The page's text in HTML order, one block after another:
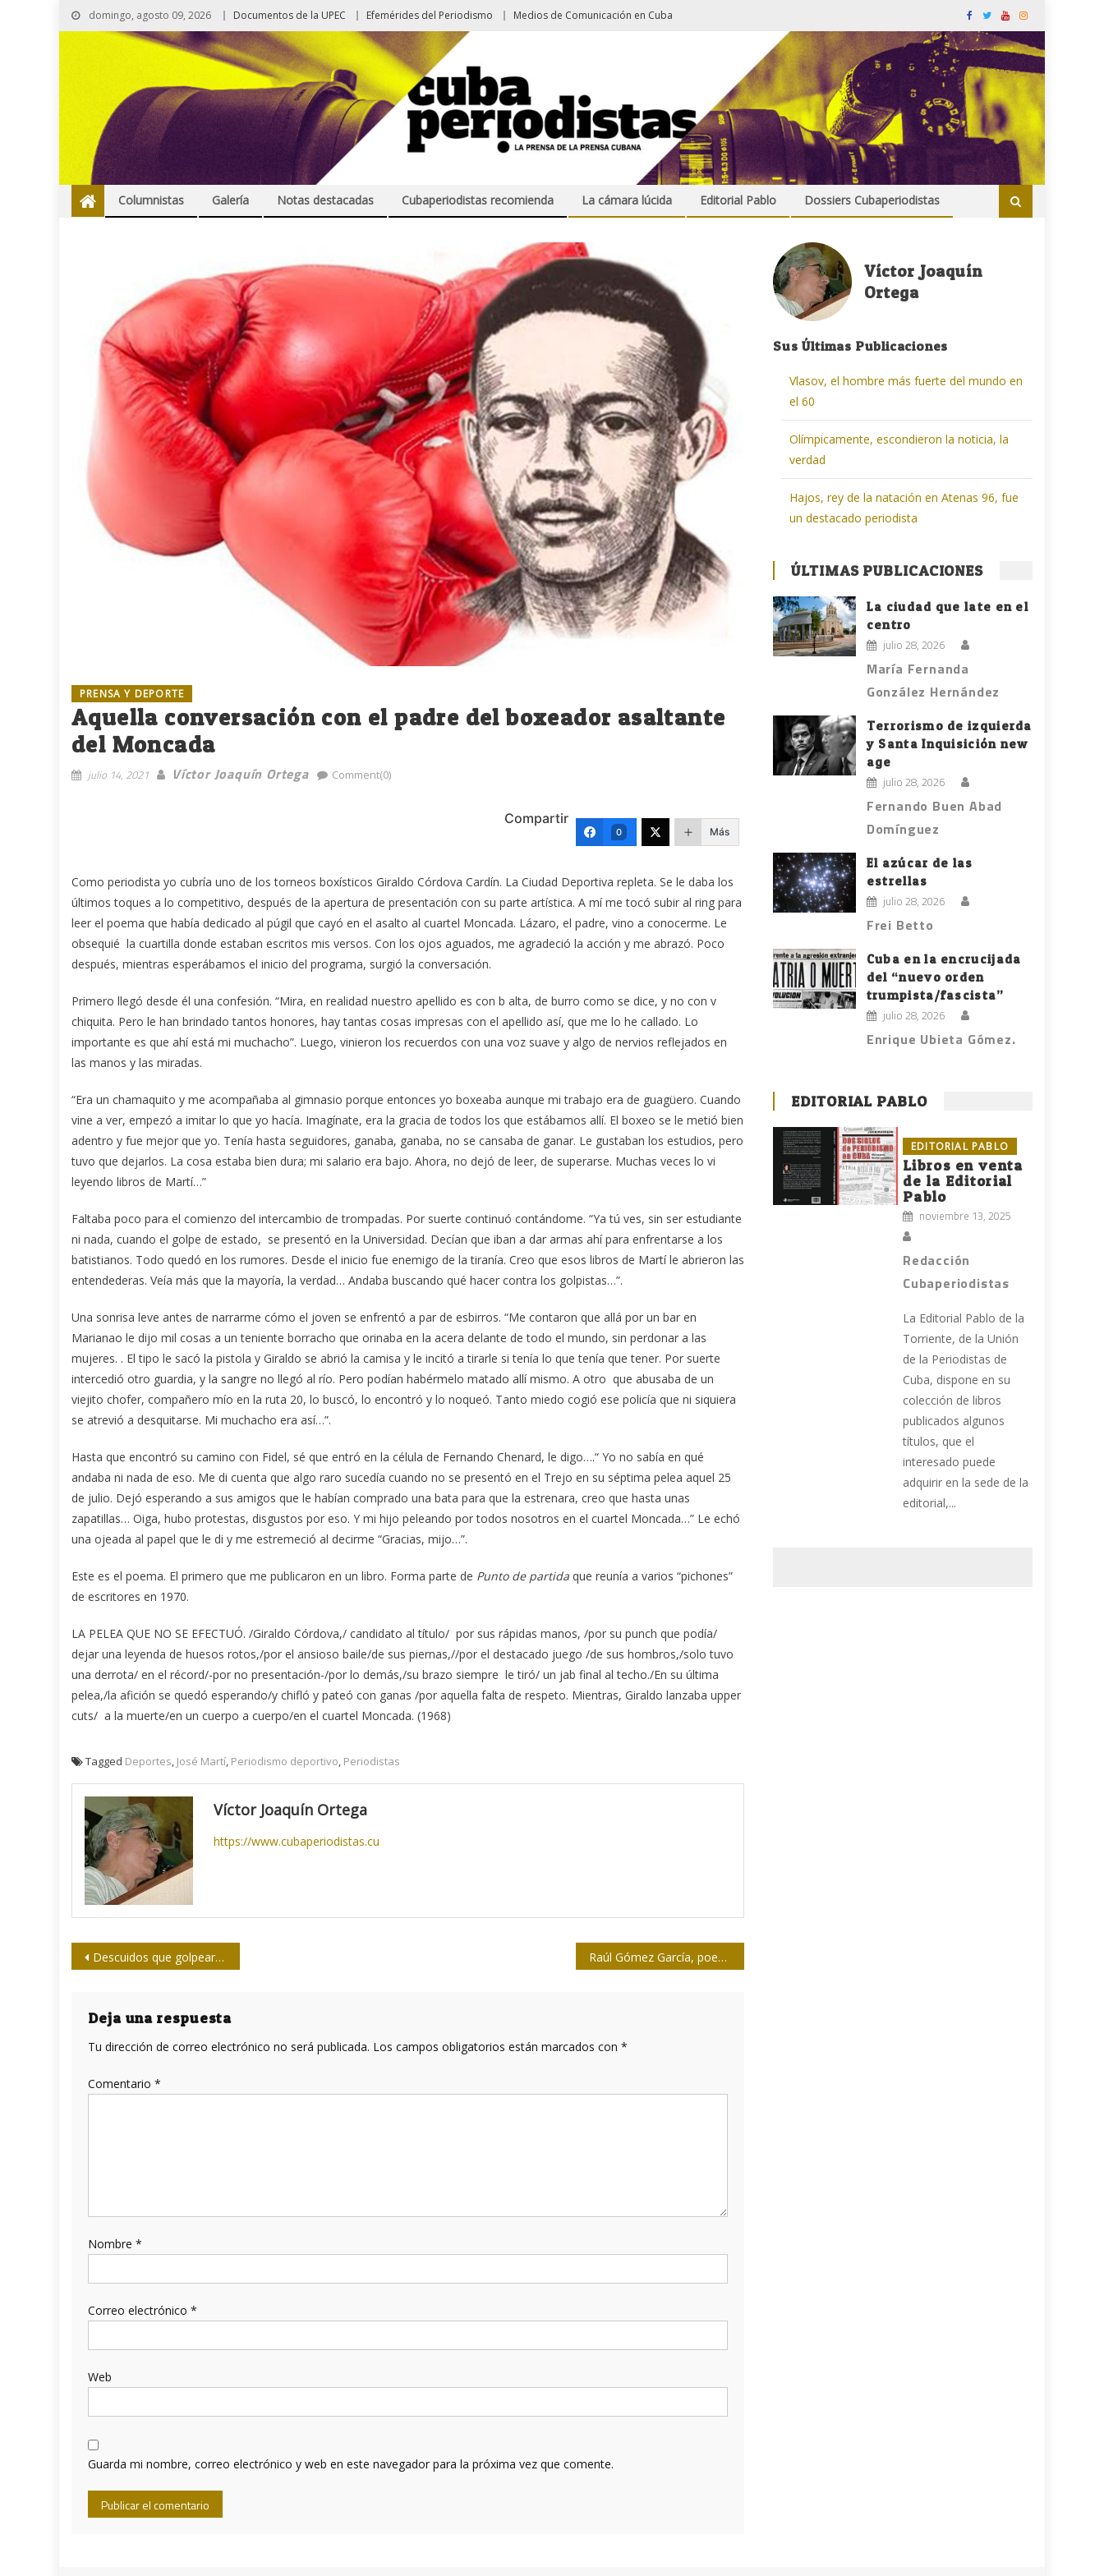
domingo, agosto 09, 2026 Documentos de la UPEC Efemérides del Periodismo Medios de Comunicación en Cuba
Columnistas Galería Notas destacadas Cubaperiodistas recomienda La cámara lúcida Editorial Pablo Dossiers Cubaperiodistas
PRENSA Y DEPORTE
Aquella conversación con el padre del boxeador asaltante
del Moncada
julio 14, 2021 Víctor Joaquín Ortega Comment(0)
Compartir
0 Más
Como periodista yo cubría uno de los torneos boxísticos Giraldo Córdova Cardín. La Ciudad Deportiva repleta. Se le daba los
últimos toques a lo competitivo, después de la apertura de presentación con su parte artística. A mí me tocó subir al ring para
leer el poema que había dedicado al púgil que cayó en el asalto al cuartel Moncada. Lázaro, el padre, vino a conocerme. Le
obsequié la cuartilla donde estaban escritos mis versos. Con los ojos aguados, me agradeció la acción y me abrazó. Poco
después, mientras esperábamos el inicio del programa, surgió la conversación.
Primero llegó desde él una confesión. “Mira, en realidad nuestro apellido es con b alta, de burro como se dice, y no con v
chiquita. Pero le han brindado tantos honores, hay tantas cosas impresas con el apellido así, que me lo he callado. Lo
importante es que ahí está mi muchacho”. Luego, vinieron los recuerdos con una voz suave y algo de nervios reflejados en
las manos y las miradas.
“Era un chamaquito y me acompañaba al gimnasio porque entonces yo boxeaba aunque mi trabajo era de guagüero. Cuando
vine a ver, empezó a imitar lo que yo hacía. Imagínate, era la gracia de todos los que estábamos allí. El boxeo se le metió bien
adentro y fue mejor que yo. Tenía hasta seguidores, ganaba, ganaba, no se cansaba de ganar. Le gustaban los estudios, pero
tuvo que dejarlos. La cosa estaba bien dura; mi salario era bajo. Ahora, no dejó de leer, de superarse. Muchas veces lo vi
leyendo libros de Martí…”
Faltaba poco para el comienzo del intercambio de trompadas. Por suerte continuó contándome. “Ya tú ves, sin ser estudiante
ni nada, cuando el golpe de estado, se presentó en la Universidad. Decían que iban a dar armas ahí para enfrentarse a los
batistianos. Todo quedó en los rumores. Desde el inicio fue enemigo de la tiranía. Creo que esos libros de Martí le abrieron las
entendederas. Veía más que la mayoría, la verdad… Andaba buscando qué hacer contra los golpistas…”.
Una sonrisa leve antes de narrarme cómo el joven se enfrentó a par de esbirros. “Me contaron que allá por un bar en
Marianao le dijo mil cosas a un teniente borracho que orinaba en la acera delante de todo el mundo, sin perdonar a las
mujeres. . El tipo le sacó la pistola y Giraldo se abrió la camisa y le incitó a tirarle si tenía lo que tenía que tener. Por suerte
intercedió otro guardia, y la sangre no llegó al río. Pero podían habérmelo matado allí mismo. A otro que abusaba de un
viejito chofer, compañero mío en la ruta 20, lo buscó, lo encontró y lo noqueó. Tanto miedo cogió ese policía que ni siquiera
se atrevió a desquitarse. Mi muchacho era así…”.
Hasta que encontró su camino con Fidel, sé que entró en la célula de Fernando Chenard, le digo….“ Yo no sabía en qué
andaba ni nada de eso. Me di cuenta que algo raro sucedía cuando no se presentó en el Trejo en su séptima pelea aquel 25
de julio. Dejó esperando a sus amigos que le habían comprado una bata para que la estrenara, creo que hasta unas
zapatillas… Oiga, hubo protestas, disgustos por eso. Y mi hijo peleando por todos nosotros en el cuartel Moncada…” Le echó
una ojeada al papel que le di y me estremeció al decirme “Gracias, mijo…”.
Este es el poema. El primero que me publicaron en un libro. Forma parte de Punto de partida que reunía a varios “pichones”
de escritores en 1970.
LA PELEA QUE NO SE EFECTUÓ. /Giraldo Córdova,/ candidato al título/ por sus rápidas manos, /por su punch que podía/
dejar una leyenda de huesos rotos,/por el ansioso baile/de sus piernas,//por el destacado juego /de sus hombros,/solo tuvo
una derrota/ en el récord/-por no presentación-/por lo demás,/su brazo siempre le tiró/ un jab final al techo./En su última
pelea,/la afición se quedó esperando/y chifló y pateó con ganas /por aquella falta de respeto. Mientras, Giraldo lanzaba upper
cuts/ a la muerte/en un cuerpo a cuerpo/en el cuartel Moncada. (1968)
Tagged Deportes, José Martí, Periodismo deportivo, Periodistas
Víctor Joaquín Ortega
https://www.cubaperiodistas.cu
Navegación
entradas
Descuidos que golpearon el olimpismo, ¿dónde no…? Raúl Gómez García, poesía y prosa por la humanidad
Deja una respuesta
Tu dirección de correo electrónico no será publicada. Los campos obligatorios están marcados con *
Comentario *
Nombre *
Correo electrónico *
Web
Guarda mi nombre, correo electrónico y web en este navegador para la próxima vez que comente.
Víctor Joaquín
Ortega
Sus Últimas Publicaciones
Vlasov, el hombre más fuerte del mundo en
el 60
Olímpicamente, escondieron la noticia, la
verdad
Hajos, rey de la natación en Atenas 96, fue
un destacado periodista
ÚLTIMAS PUBLICACIONES
La ciudad que late en el
centro
julio 28, 2026
María Fernanda
González Hernández
Terrorismo de izquierda
y Santa Inquisición new
age
julio 28, 2026
Fernando Buen Abad
Domínguez
El azúcar de las
estrellas
julio 28, 2026
Frei Betto
Cuba en la encrucijada
del “nuevo orden
trumpista/fascista”
julio 28, 2026
Enrique Ubieta Gómez.
EDITORIAL PABLO
EDITORIAL PABLO
Libros en venta
de la Editorial
Pablo
noviembre 13, 2025
Redacción
Cubaperiodistas
La Editorial Pablo de la
Torriente, de la Unión
de la Periodistas de
Cuba, dispone en su
colección de libros
publicados algunos
títulos, que el
interesado puede
adquirir en la sede de la
editorial,...